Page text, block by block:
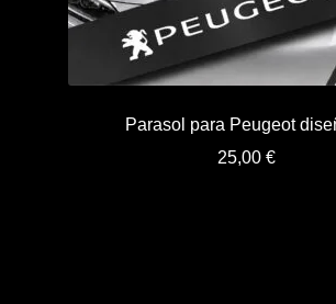
Parasol para Peugeot
25,00 €